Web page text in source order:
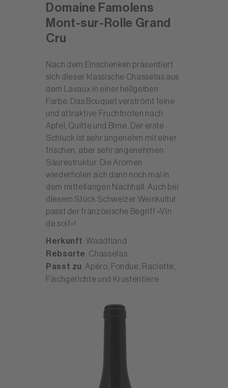
Domaine Famolens
Mont-sur-Rolle Grand
Cru
Nach dem Einschenken präsentiert
sich dieser klassische Chasselas aus
dem Lavaux in einer hellgelben
Farbe. Das Bouquet verströmt feine
und attraktive Fruchtnoten nach
Apfel, Quitte und Birne. Der erste
Schluck ist sehr angenehm mit einer
frischen, aber sehr angenehmen
Säurestruktur. Die Aromen
wiederholen sich dann noch mal in
dem mittellangen Nachhall. Auch bei
diesem Stück Schweizer Weinkultur
passt der französische Begriff «Vin
de soif»!
Herkunft: Waadtland
Rebsorte: Chasselas
Passt zu: Apéro, Fondue, Raclette,
Fischgerichte und Krustentiere